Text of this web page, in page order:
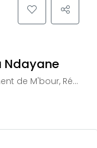
Ndayane
de Thiès, 22600, Sénégal